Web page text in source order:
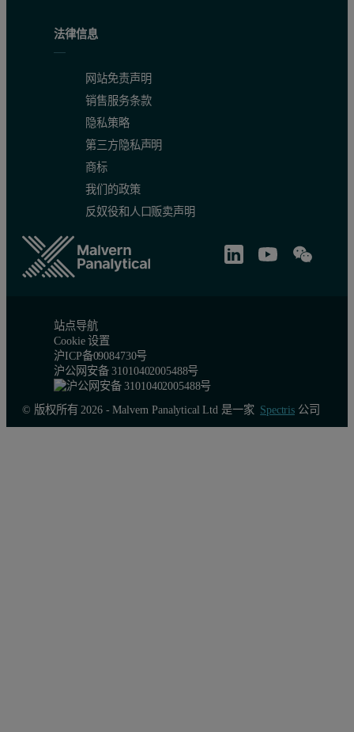
法律信息
网站免责声明
销售服务条款
隐私策略
第三方隐私声明
商标
我们的政策
反奴役和人口贩卖声明
站点导航
Cookie 设置
沪ICP备09084730号
沪公网安备 31010402005488号
© 版权所有 2026 - Malvern Panalytical Ltd 是一家 Spectris公司